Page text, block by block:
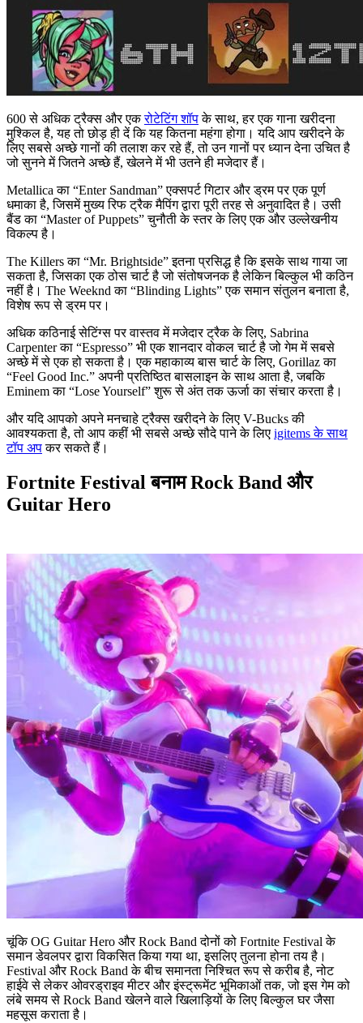
600 से अधिक ट्रैक्स और एकरोटेटिंग शॉपके साथ, हर एक गाना खरीदना
मुश्किल है, यह तो छोड़ ही दें कि यह कितना महंगा होगा। यदि आप खरीदने के
लिए सबसे अच्छे गानों की तलाश कर रहे हैं, तो उन गानों पर ध्यान देना उचित है
जो सुनने में जितने अच्छे हैं, खेलने में भी उतने ही मजेदार हैं।
Metallica का “Enter Sandman” एक्सपर्ट गिटार और ड्रम पर एक पूर्ण
धमाका है, जिसमें मुख्य रिफ ट्रैक मैपिंग द्वारा पूरी तरह से अनुवादित है। उसी
बैंड का “Master of Puppets” चुनौती के स्तर के लिए एक और उल्लेखनीय
विकल्प है।
The Killers का “Mr. Brightside” इतना प्रसिद्ध है कि इसके साथ गाया जा
सकता है, जिसका एक ठोस चार्ट है जो संतोषजनक है लेकिन बिल्कुल भी कठिन
नहीं है। The Weeknd का “Blinding Lights” एक समान संतुलन बनाता है,
विशेष रूप से ड्रम पर।
अधिक कठिनाई सेटिंग्स पर वास्तव में मजेदार ट्रैक के लिए, Sabrina
Carpenter का “Espresso” भी एक शानदार वोकल चार्ट है जो गेम में सबसे
अच्छे में से एक हो सकता है। एक महाकाव्य बास चार्ट के लिए, Gorillaz का
“Feel Good Inc.” अपनी प्रतिष्ठित बासलाइन के साथ आता है, जबकि
Eminem का “Lose Yourself” शुरू से अंत तक ऊर्जा का संचार करता है।
और यदि आपको अपने मनचाहे ट्रैक्स खरीदने के लिए V-Bucks की
आवश्यकता है, तो आप कहीं भी सबसे अच्छे सौदे पाने के लिए igitems के साथ
टॉप अपकर सकते हैं।
Fortnite Festival बनाम Rock Band और
Guitar Hero
चूंकि OG Guitar Hero और Rock Band दोनों को Fortnite Festival के
समान डेवलपर द्वारा विकसित किया गया था, इसलिए तुलना होना तय है।
Festival और Rock Band के बीच समानता निश्चित रूप से करीब है, नोट
हाईवे से लेकर ओवरड्राइव मीटर और इंस्ट्रूमेंट भूमिकाओं तक, जो इस गेम को
लंबे समय से Rock Band खेलने वाले खिलाड़ियों के लिए बिल्कुल घर जैसा
महसूस कराता है।